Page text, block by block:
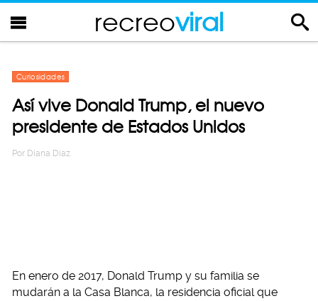
recreoviral
Curiosidades
Así vive Donald Trump, el nuevo
presidente de Estados Unidos
Por Diana Diaz
En enero de 2017, Donald Trump y su familia se
mudarán a la Casa Blanca, la residencia oficial que